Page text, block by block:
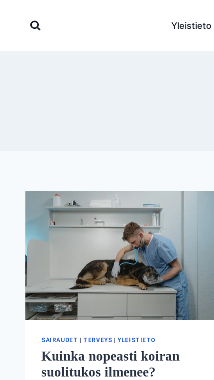
sisältöön
Yleistieto
SAIRAUDET | TERVEYS |YLEISTIETO
Kuinka nopeasti koiran
suolitukos ilmenee?